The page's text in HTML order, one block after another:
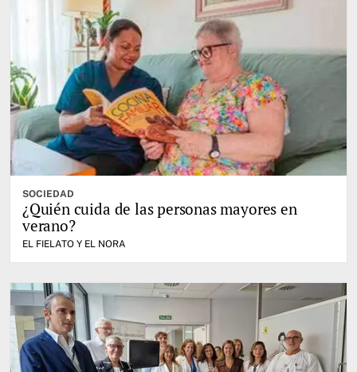
SOCIEDAD
¿Quién cuida de las personas mayores en
verano?
EL FIELATO Y EL NORA